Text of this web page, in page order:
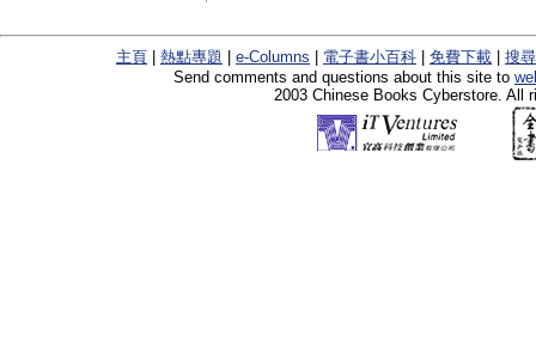
主頁 熱點專題 e-Columns 電子書小百科 免費下載
搜
Send comments and questions about this site to
2003 Chinese Books Cyberstore. All